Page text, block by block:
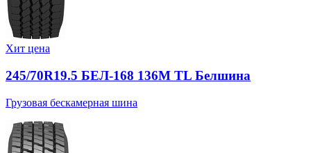
Хит цена
245/70R19.5 БЕЛ-168 136M TL Белшина
Грузовая бескамерная шина